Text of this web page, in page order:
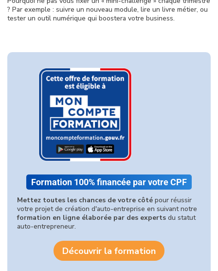
? Par exemple : suivre un nouveau module, lire un livre métier, ou
tester un outil numérique qui boostera votre business.
Formation 100% financée par votre CPF
Mettez toutes les chances de votre côté pour réussir
votre projet de création d'auto-entreprise en suivant notre
formation en ligne élaborée par des experts du statut
auto-entrepreneur.
Découvrir la formation